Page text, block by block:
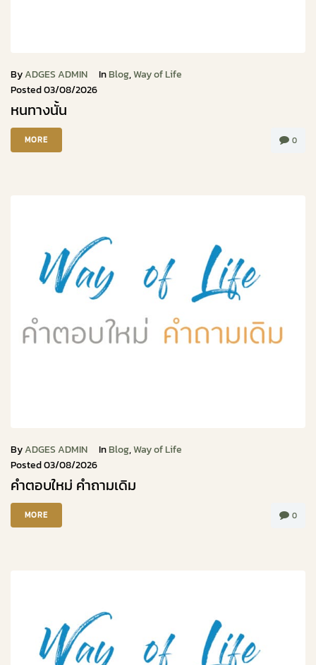
ByADGES ADMIN InBlog,Way of Life
Posted03/08/2026
หนทางนั้น
MORE 0
ByADGES ADMIN InBlog,Way of Life
Posted03/08/2026
คำตอบใหม่ คำถามเดิม
MORE 0